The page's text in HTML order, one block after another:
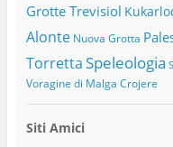
Grotte Trevisiol
Alonte Nuova Grotta
TorrettaSpeleologia
Voragine di Malga Crojere
Siti Amici